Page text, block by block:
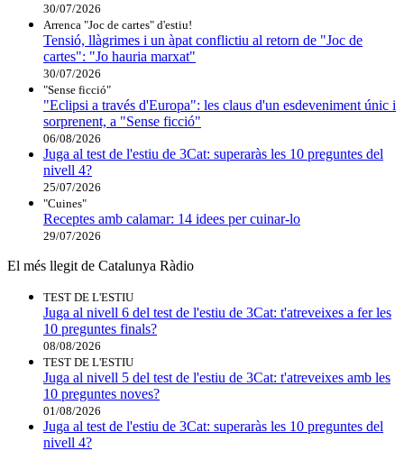
30/07/2026
Arrenca "Joc de cartes" d'estiu!
Tensió, llàgrimes i un àpat conflictiu al retorn de "Joc de
cartes": "Jo hauria marxat"
30/07/2026
"Sense ficció"
"Eclipsi a través d'Europa": les claus d'un esdeveniment únic i
sorprenent, a "Sense ficció"
06/08/2026
Juga al test de l'estiu de 3Cat: superaràs les 10 preguntes del
nivell 4?
25/07/2026
"Cuines"
Receptes amb calamar: 14 idees per cuinar-lo
29/07/2026
El més llegit de Catalunya Ràdio
TEST DE L'ESTIU
Juga al nivell 6 del test de l'estiu de 3Cat: t'atreveixes a fer les
10 preguntes finals?
08/08/2026
TEST DE L'ESTIU
Juga al nivell 5 del test de l'estiu de 3Cat: t'atreveixes amb les
10 preguntes noves?
01/08/2026
Juga al test de l'estiu de 3Cat: superaràs les 10 preguntes del
nivell 4?